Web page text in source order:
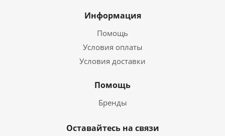
Информация
Помощь
Условия оплаты
Условия доставки
Помощь
Бренды
Оставайтесь на связи